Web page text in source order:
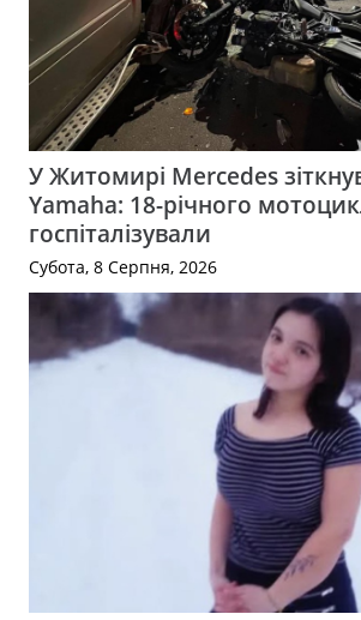
У Житомирі Mercedes
Yamaha: 18-річного
госпіталізували
Субота, 8 Серпня, 2026